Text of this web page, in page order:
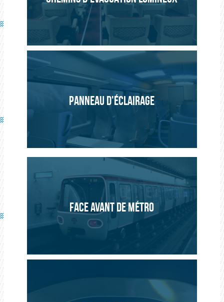
PANNEAU D'ÉCLAIRAGE
FACE AVANT DE MÉTRO